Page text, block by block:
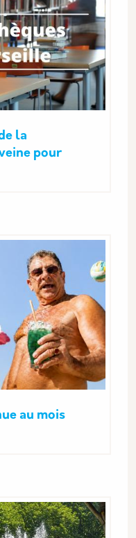
la
pour
au mois